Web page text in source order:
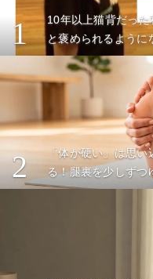
1
10年以上猫背だっ
と褒められるように
2
「体が硬い」は思
る！腿裏を少しずつ